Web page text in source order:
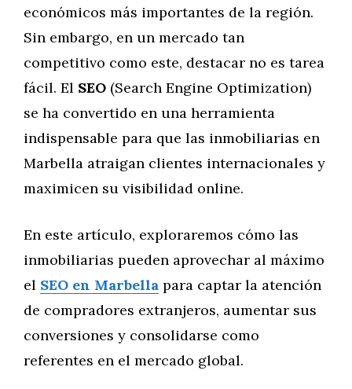
económicos más importantes de la región.
Sin embargo, en un mercado tan
competitivo como este, destacar no es tarea
fácil. El SEO (Search Engine Optimization)
se ha convertido en una herramienta
indispensable para que las inmobiliarias en
Marbella atraigan clientes internacionales y
maximicen su visibilidad online.
En este artículo, exploraremos cómo las
inmobiliarias pueden aprovechar al máximo
el SEO en Marbella para captar la atención
de compradores extranjeros, aumentar sus
conversiones y consolidarse como
referentes en el mercado global.